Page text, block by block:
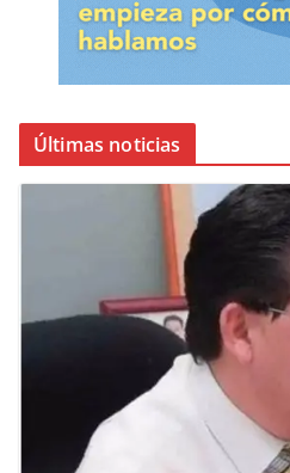
Últimas noticias